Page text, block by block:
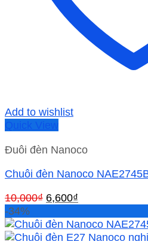
Add to wishlist
Quick View
Đuôi đèn Nanoco
Chuôi đèn Nanoco
10,000₫ Giá
là:
10,000₫.
6,600₫
tại
là:
-34%